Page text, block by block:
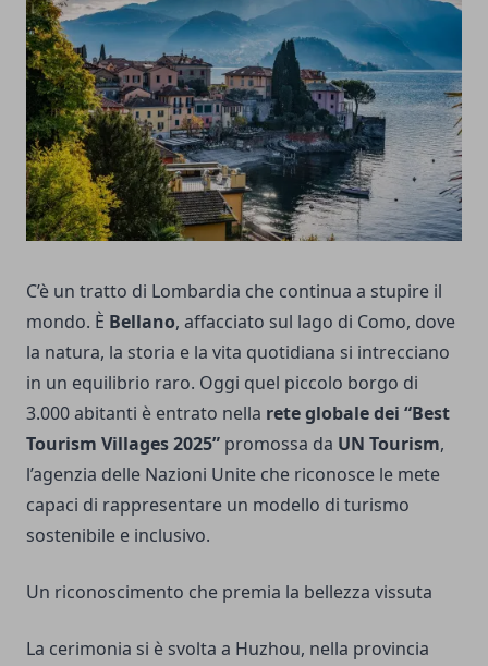
C’è un tratto di Lombardia che continua a stupire il
mondo. È Bellano, affacciato sul lago di Como, dove
la natura, la storia e la vita quotidiana si intrecciano
in un equilibrio raro. Oggi quel piccolo borgo di
3.000 abitanti è entrato nella rete globale dei “Best
Tourism Villages 2025” promossa da UN Tourism,
l’agenzia delle Nazioni Unite che riconosce le mete
capaci di rappresentare un modello di turismo
sostenibile e inclusivo.
Un riconoscimento che premia la bellezza vissuta
La cerimonia si è svolta a Huzhou, nella provincia